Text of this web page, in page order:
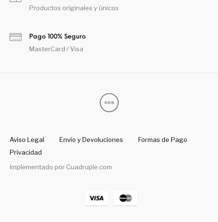
Productos originales y únicos
Pago 100% Seguro
MasterCard / Visa
Aviso Legal Envío y Devoluciones
Formas de Pago
Privacidad
Implementado por Cuadruple.com